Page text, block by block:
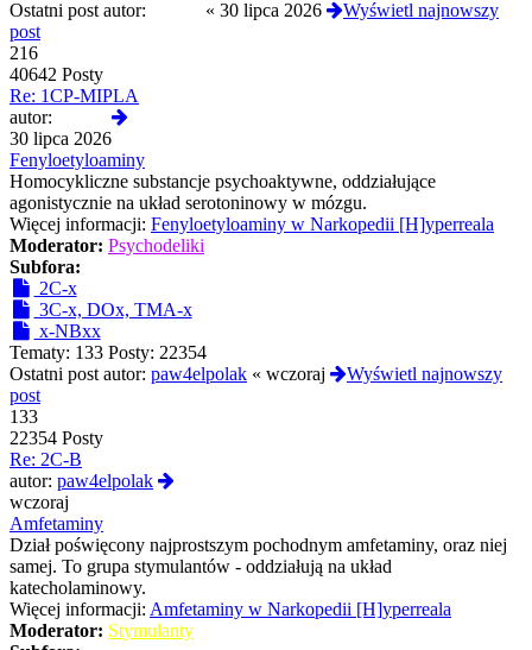
Ostatni post autor: « 30 lipca 2026
Wyświetl najnowszy
post
216
40642 Posty
Re: 1CP-MIPLA
autor:
post
30 lipca 2026
Fenyloetyloaminy
Homocykliczne substancje psychoaktywne, oddziałujące
agonistycznie na układ serotoninowy w mózgu.
Więcej informacji: Fenyloetyloaminy w Narkopedii [H]yperreala
Moderator: Psychodeliki
Subfora:
2C-x
3C-x, DOx, TMA-x
x-NBxx
Tematy: 133 Posty: 22354
Ostatni post autor: paw4elpolak « wczoraj
Wyświetl najnowszy
post
133
22354 Posty
Re: 2C-B
autor: paw4elpolak
wczoraj
Amfetaminy
Dział poświęcony najprostszym pochodnym amfetaminy, oraz niej
samej. To grupa stymulantów - oddziałują na układ
katecholaminowy.
Więcej informacji: Amfetaminy w Narkopedii [H]yperreala
Moderator: Stymulanty